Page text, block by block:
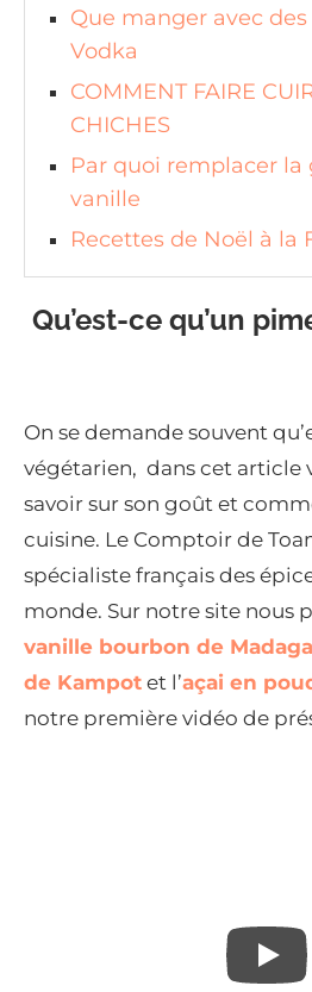
Que manger avec
Vodka
COMMENT FAIRE
CHICHES
Par quoi remplacer la
vanille
Recettes de Noël à la
Qu’est-ce qu’un
On se demande souvent
végétarien, dans cet article
savoir sur son goût et
cuisine. Le Comptoir de
spécialiste français des
monde. Sur notre site nous
vanille bourbon de
de Kampot et l’açai en
notre première vidéo de